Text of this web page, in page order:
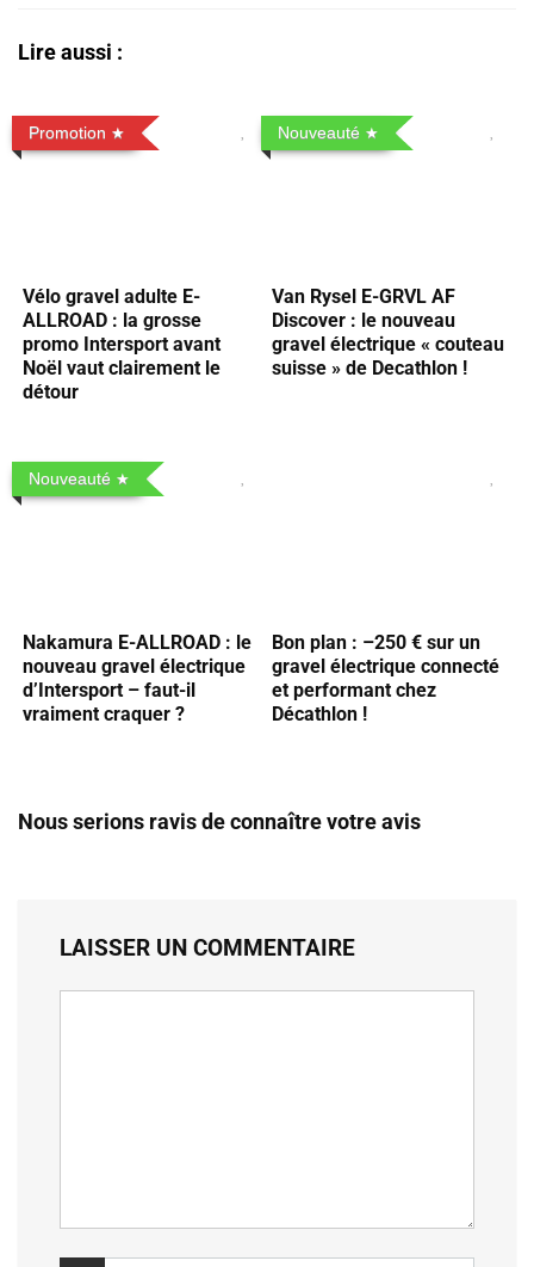
Lire aussi :
Promotion
Vélo gravel adulte E-
ALLROAD : la grosse
promo Intersport avant
Noël vaut clairement le
détour
Nouveauté
Van Rysel E-GRVL AF
Discover : le nouveau
gravel électrique « couteau
suisse » de Decathlon !
Nouveauté
Nakamura E-ALLROAD : le
nouveau gravel électrique
d’Intersport – faut-il
vraiment craquer ?
Bon plan : –250 € sur un
gravel électrique connecté
et performant chez
Décathlon !
Nous serions ravis de connaître votre avis
LAISSER UN COMMENTAIRE